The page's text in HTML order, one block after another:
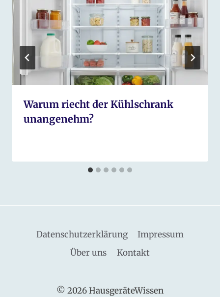
Warum riecht der Kühlschrank
unangenehm?
Datenschutzerklärung
Impressum
Über uns
Kontakt
© 2026 HausgeräteWissen